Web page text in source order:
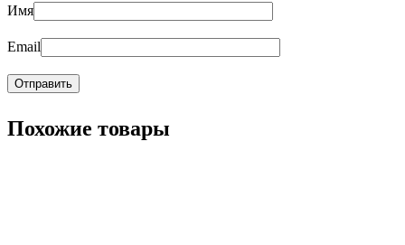
Имя
Email
Похожие товары